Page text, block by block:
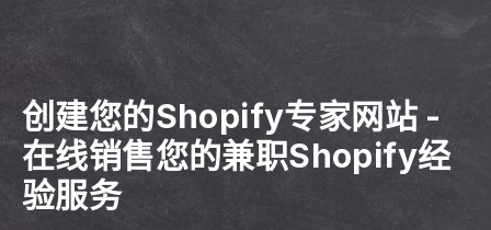
创建您的Shopify专家网站 -
在线销售您的兼职Shopify经
验服务